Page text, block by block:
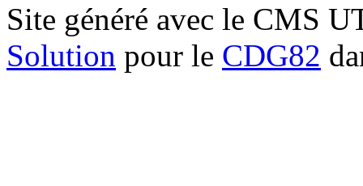
Site généré avec le CMS
Solution pour le CDG82